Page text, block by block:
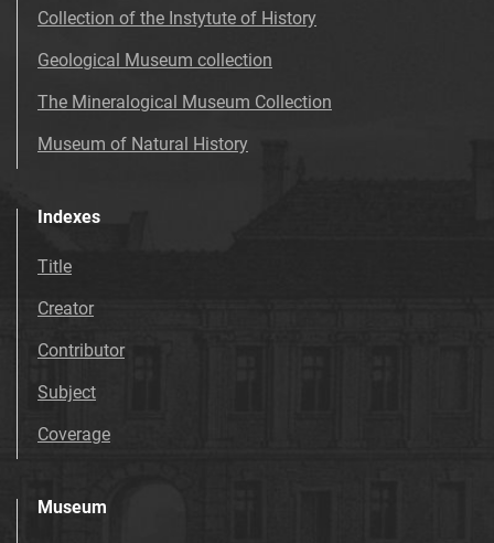
Collection of the Instytute of History
Geological Museum collection
The Mineralogical Museum Collection
Museum of Natural History
Indexes
Title
Creator
Contributor
Subject
Coverage
Museum